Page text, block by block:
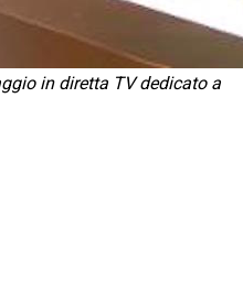
in diretta TV dedicato a